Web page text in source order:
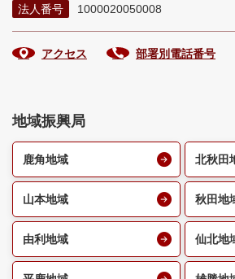
法人番号
1000020050008
アクセス 部署別電話番号
地域振興局
鹿角地域 北秋田
山本地域 秋田地
由利地域 仙北地